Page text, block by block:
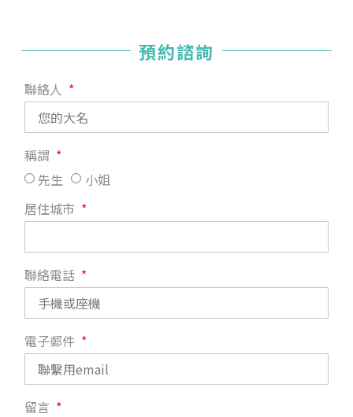
預約諮詢
聯絡人
稱謂
先生
小姐
居住城市
聯絡電話
電子郵件
留言